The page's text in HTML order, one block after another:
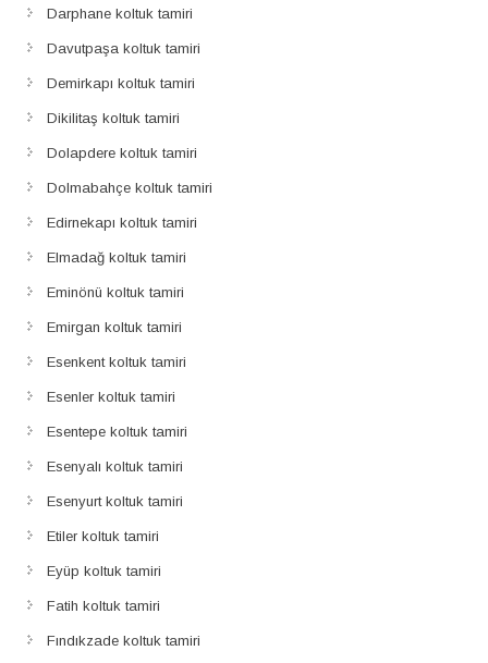
Darphane koltuk tamiri
Davutpaşa koltuk tamiri
Demirkapı koltuk tamiri
Dikilitaş koltuk tamiri
Dolapdere koltuk tamiri
Dolmabahçe koltuk tamiri
Edirnekapı koltuk tamiri
Elmadağ koltuk tamiri
Eminönü koltuk tamiri
Emirgan koltuk tamiri
Esenkent koltuk tamiri
Esenler koltuk tamiri
Esentepe koltuk tamiri
Esenyalı koltuk tamiri
Esenyurt koltuk tamiri
Etiler koltuk tamiri
Eyüp koltuk tamiri
Fatih koltuk tamiri
Fındıkzade koltuk tamiri